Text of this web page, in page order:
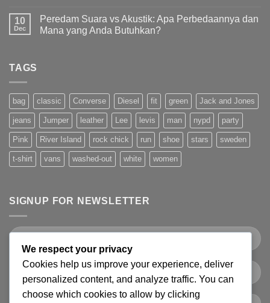
10
Dec
Peredam Suara vs Akustik: Apa Perbedaannya dan
Mana yang Anda Butuhkan?
TAGS
bag classic Converse Diesel fit green Jack and Jones
jeans Jumper leather Lee levis man nypd party
Pink River Island rock chick run shoe stars sweden
t-shirt vans washed-out white women
SIGNUP FOR NEWSLETTER
We respect your privacy
Cookies help us improve your experience, deliver
personalized content, and analyze traffic. You can
choose which cookies to allow by clicking